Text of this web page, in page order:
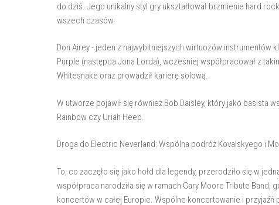
do dziś. Jego unikalny styl gry ukształtował brzmienie hard
wszech czasów.
Don Airey - jeden z najwybitniejszych wirtuozów instrumentów
Purple (następca Jona Lorda), wcześniej współpracował z
Whitesnake oraz prowadził karierę solową.
W utworze pojawił się również Bob Daisley, który jako basista
Rainbow czy Uriah Heep.
Droga do Electric Neverland: Wspólna podróż Kovalskyego i
To, co zaczęło się jako hołd dla legendy, przerodziło się w
współpraca narodziła się w ramach Gary Moore Tribute
koncertów w całej Europie. Wspólne koncertowanie i przyjaźń